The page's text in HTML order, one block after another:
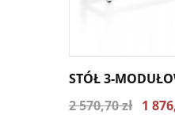
STÓŁ 3-
2 570,70 zł 1